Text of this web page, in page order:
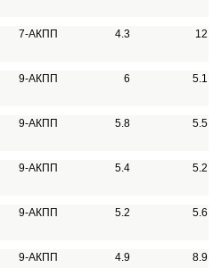
7-АКПП 4.3
12
9-АКПП 6
5.1
9-АКПП 5.8
5.5
9-АКПП 5.4
5.2
9-АКПП 5.2
5.6
9-АКПП 4.9
8.9